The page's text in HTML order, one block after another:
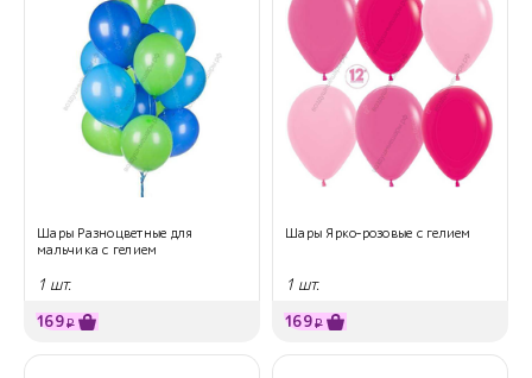
Шары Разноцветные для
мальчика с гелием
1 шт.
169₽
Шары Ярко-розовые с гелием
1 шт.
169₽